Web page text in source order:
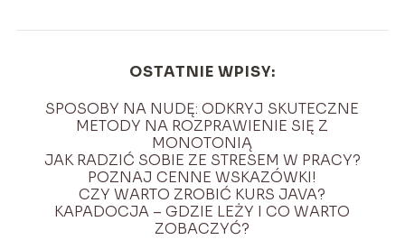
OSTATNIE WPISY:
SPOSOBY NA NUDĘ: ODKRYJ SKUTECZNE
METODY NA ROZPRAWIENIE SIĘ Z
MONOTONIĄ
JAK RADZIĆ SOBIE ZE STRESEM W PRACY?
POZNAJ CENNE WSKAZÓWKI!
CZY WARTO ZROBIĆ KURS JAVA?
KAPADOCJA – GDZIE LEŻY I CO WARTO
ZOBACZYĆ?